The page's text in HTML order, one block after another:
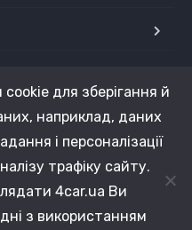
Усі права захищені.
для зберігання й
наприклад, даних
і персоналізації
трафіку сайту.
4car.ua Ви
з використанням